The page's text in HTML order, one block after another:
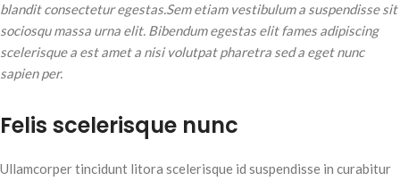
blandit consectetur egestas.Sem etiam vestibulum a suspendisse sit
sociosqu massa urna elit. Bibendum egestas elit fames adipiscing
scelerisque a est amet a nisi volutpat pharetra sed a eget nunc
sapien per.
Felis scelerisque nunc
Ullamcorper tincidunt litora scelerisque id suspendisse in curabitur